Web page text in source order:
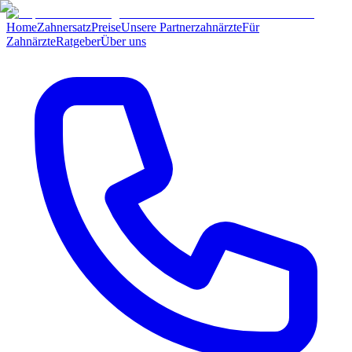
HomeZahnersatzPreiseUnsere PartnerzahnärzteFür
ZahnärzteRatgeberÜber uns